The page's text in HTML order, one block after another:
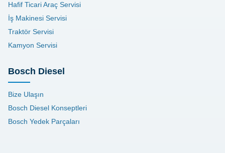
Hafif Ticari Araç Servisi
İş Makinesi Servisi
Traktör Servisi
Kamyon Servisi
Bosch Diesel
Bize Ulaşın
Bosch Diesel Konseptleri
Bosch Yedek Parçaları